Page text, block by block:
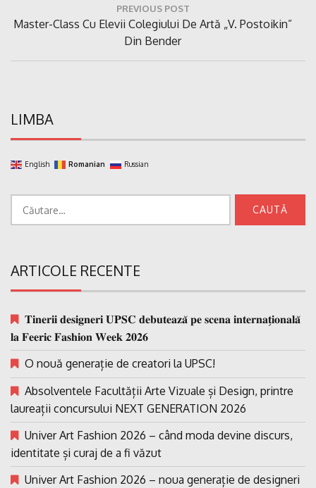
articole
PREVIOUS POST
Previous
Master-Class Cu Elevii Colegiului De Artă „V. Postoikin”
Din Bender
LIMBA
English Romanian Russian
ARTICOLE RECENTE
𝐓𝐢𝐧𝐞𝐫𝐢𝐢 𝐝𝐞𝐬𝐢𝐠𝐧𝐞𝐫𝐢 𝐔𝐏𝐒𝐂 𝐝𝐞𝐛𝐮𝐭𝐞𝐚𝐳𝐚̆ 𝐩𝐞 𝐬𝐜𝐞𝐧𝐚 𝐢𝐧𝐭𝐞𝐫𝐧𝐚𝐭̗𝐢𝐨𝐧𝐚𝐥𝐚̆
𝐥𝐚 𝐅𝐞𝐞𝐫𝐢𝐜 𝐅𝐚𝐬𝐡𝐢𝐨𝐧 𝐖𝐞𝐞𝐤 𝟐𝟎𝟐𝟔
O nouă generație de creatori la UPSC!
Absolventele Facultății Arte Vizuale și Design, printre
laureații concursului NEXT GENERATION 2026
Univer Art Fashion 2026 – când moda devine discurs,
identitate și curaj de a fi văzut
Univer Art Fashion 2026 – noua generație de designeri